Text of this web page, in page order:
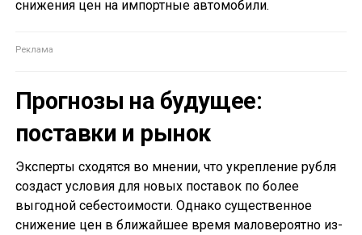
снижения цен на импортные автомобили.
Прогнозы на будущее:
поставки и рынок
Эксперты сходятся во мнении, что укрепление рубля
создаст условия для новых поставок по более
выгодной себестоимости. Однако существенное
снижение цен в ближайшее время маловероятно из-